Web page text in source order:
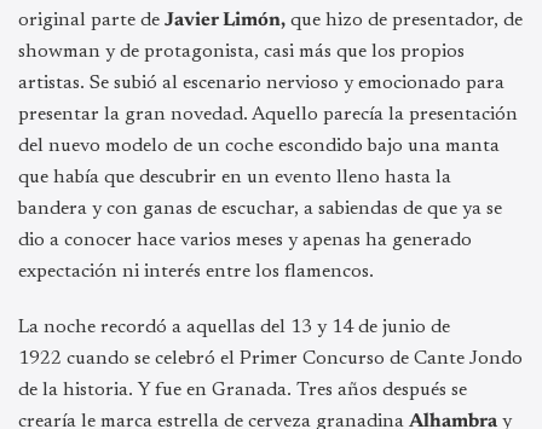
original parte de Javier Limón, que hizo de presentador, de
showman y de protagonista, casi más que los propios
artistas. Se subió al escenario nervioso y emocionado para
presentar la gran novedad. Aquello parecía la presentación
del nuevo modelo de un coche escondido bajo una manta
que había que descubrir en un evento lleno hasta la
bandera y con ganas de escuchar, a sabiendas de que ya se
dio a conocer hace varios meses y apenas ha generado
expectación ni interés entre los flamencos.
La noche recordó a aquellas del 13 y 14 de junio de
1922 cuando se celebró el Primer Concurso de Cante Jondo
de la historia. Y fue en Granada. Tres años después se
crearía le marca estrella de cerveza granadina Alhambra y